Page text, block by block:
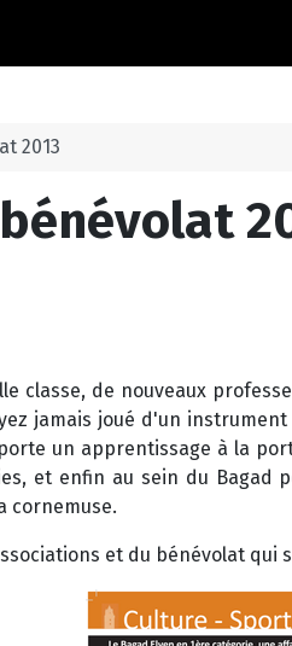
2013
de nouveaux
jamais joué d'un
un apprentissage à la
et enfin au sein du Bagad
cornemuse.
et du bénévolat